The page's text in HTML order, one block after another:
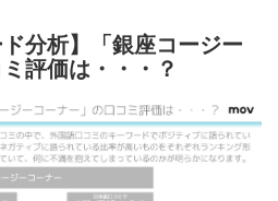
ド分析】「銀座コージー
評価は・・・？